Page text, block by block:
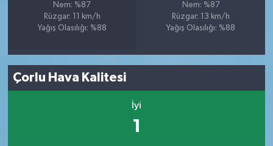
Nem: %87
Rüzgar: 11 km/h
Yağış Olasılığı: %88
Nem: %87
Rüzgar: 13 km/h
Yağış Olasılığı: %88
Çorlu Hava Kalitesi
İyi
1